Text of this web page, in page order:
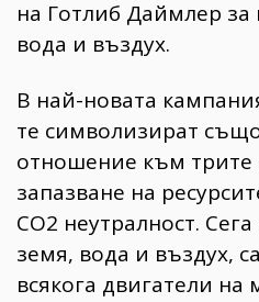
на Готлиб Даймлер
вода и въздух.
В най-новата
те символизират
отношение към трите
запазване на
СО2 неутралност.
земя, вода и въздух,
всякога двигатели на